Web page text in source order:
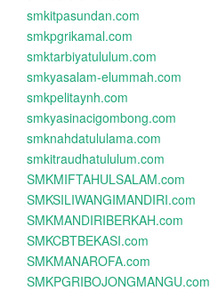
smkitpasundan.com
smkpgrikamal.com
smktarbiyatululum.com
smkyasalam-elummah.com
smkpelitaynh.com
smkyasinacigombong.com
smknahdatululama.com
smkitraudhatululum.com
SMKMIFTAHULSALAM.com
SMKSILIWANGIMANDIRI.com
SMKMANDIRIBERKAH.com
SMKCBTBEKASI.com
SMKMANAROFA.com
SMKPGRIBOJONGMANGU.com